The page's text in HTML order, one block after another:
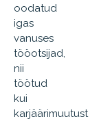
oodatud
igas
vanuses
tööotsijad,
nii
töötud
kui
karjäärimuutust